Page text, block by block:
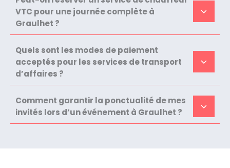
VTC pour une journée complète à
Graulhet ?
Quels sont les modes de paiement
acceptés pour les services de transport
d’affaires ?
Comment garantir la ponctualité de mes
invités lors d’un événement à Graulhet ?